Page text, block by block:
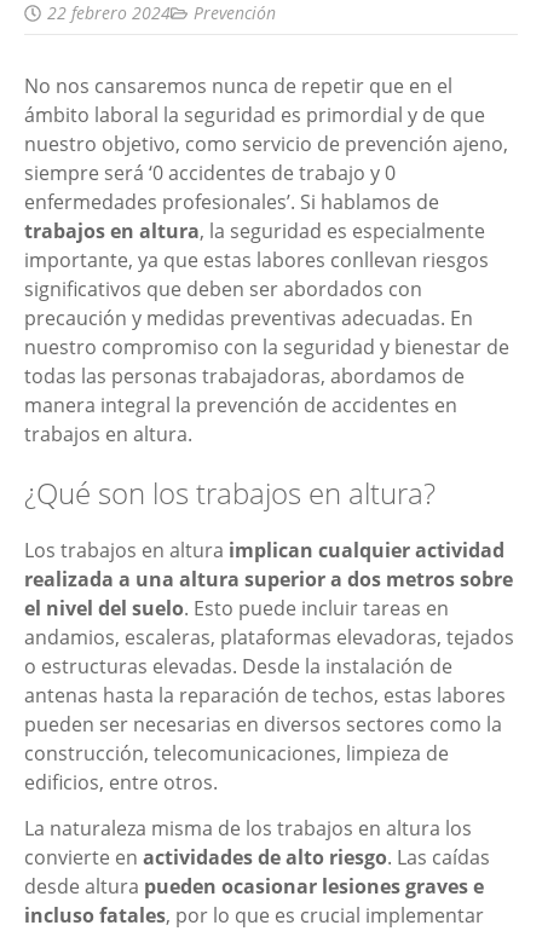
22 febrero 2024 Prevención
No nos cansaremos nunca de repetir que en el
ámbito laboral la seguridad es primordial y de que
nuestro objetivo, como servicio de prevención ajeno,
siempre será ‘0 accidentes de trabajo y 0
enfermedades profesionales’. Si hablamos de
trabajos en altura, la seguridad es especialmente
importante, ya que estas labores conllevan riesgos
significativos que deben ser abordados con
precaución y medidas preventivas adecuadas. En
nuestro compromiso con la seguridad y bienestar de
todas las personas trabajadoras, abordamos de
manera integral la prevención de accidentes en
trabajos en altura.
¿Qué son los trabajos en altura?
Los trabajos en altura implican cualquier actividad
realizada a una altura superior a dos metros sobre
el nivel del suelo. Esto puede incluir tareas en
andamios, escaleras, plataformas elevadoras, tejados
o estructuras elevadas. Desde la instalación de
antenas hasta la reparación de techos, estas labores
pueden ser necesarias en diversos sectores como la
construcción, telecomunicaciones, limpieza de
edificios, entre otros.
La naturaleza misma de los trabajos en altura los
convierte en actividades de alto riesgo. Las caídas
desde altura pueden ocasionar lesiones graves e
incluso fatales, por lo que es crucial implementar